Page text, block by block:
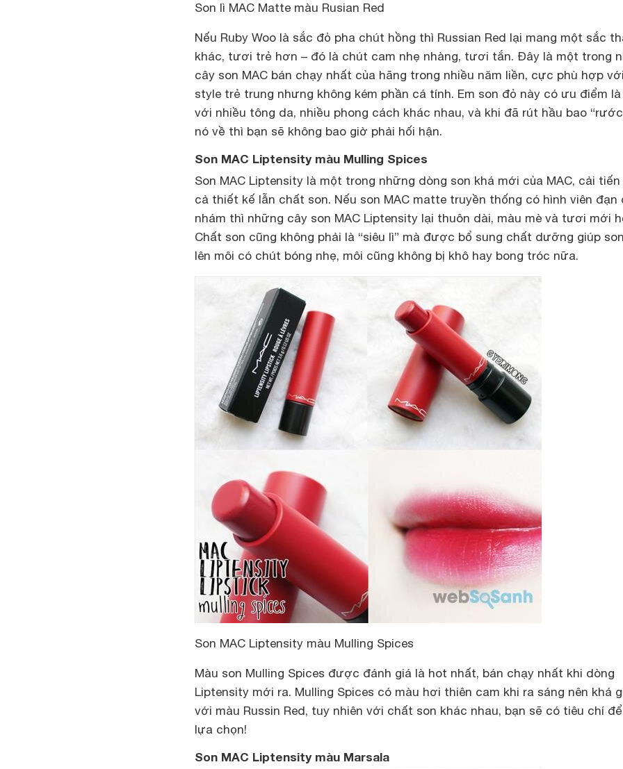
Son lì MAC Matte màu Rusian Red
Nếu Ruby Woo là sắc đỏ pha chút hồng thì Russian Red lại mang một sắc
khác, tươi trẻ hơn – đó là chút cam nhẹ nhàng, tươi tắn. Đây là một trong
cây son MAC bán chạy nhất của hãng trong nhiều năm liền, cực phù hợp với
style trẻ trung nhưng không kém phần cá tính. Em son đỏ này có ưu điểm
với nhiều tông da, nhiều phong cách khác nhau, và khi đã rút hầu bao
nó về thì bạn sẽ không bao giờ phải hối hận.
Son MAC Liptensity màu Mulling Spices
Son MAC Liptensity là một trong những dòng son khá mới của MAC, cải tiến
cả thiết kế lẫn chất son. Nếu son MAC matte truyền thống có hình viên đạn
nhám thì những cây son MAC Liptensity lại thuôn dài, màu mè và tươi mới
Chất son cũng không phải là “siêu lì” mà được bổ sung chất dưỡng giúp
lên môi có chút bóng nhẹ, môi cũng không bị khô hay bong tróc nữa.
Son MAC Liptensity màu Mulling Spices
Màu son Mulling Spices được đánh giá là hot nhất, bán chạy nhất khi dòng
Liptensity mới ra. Mulling Spices có màu hơi thiên cam khi ra sáng nên khá
với màu Russin Red, tuy nhiên với chất son khác nhau, bạn sẽ có tiêu chí
lựa chọn!
Son MAC Liptensity màu Marsala